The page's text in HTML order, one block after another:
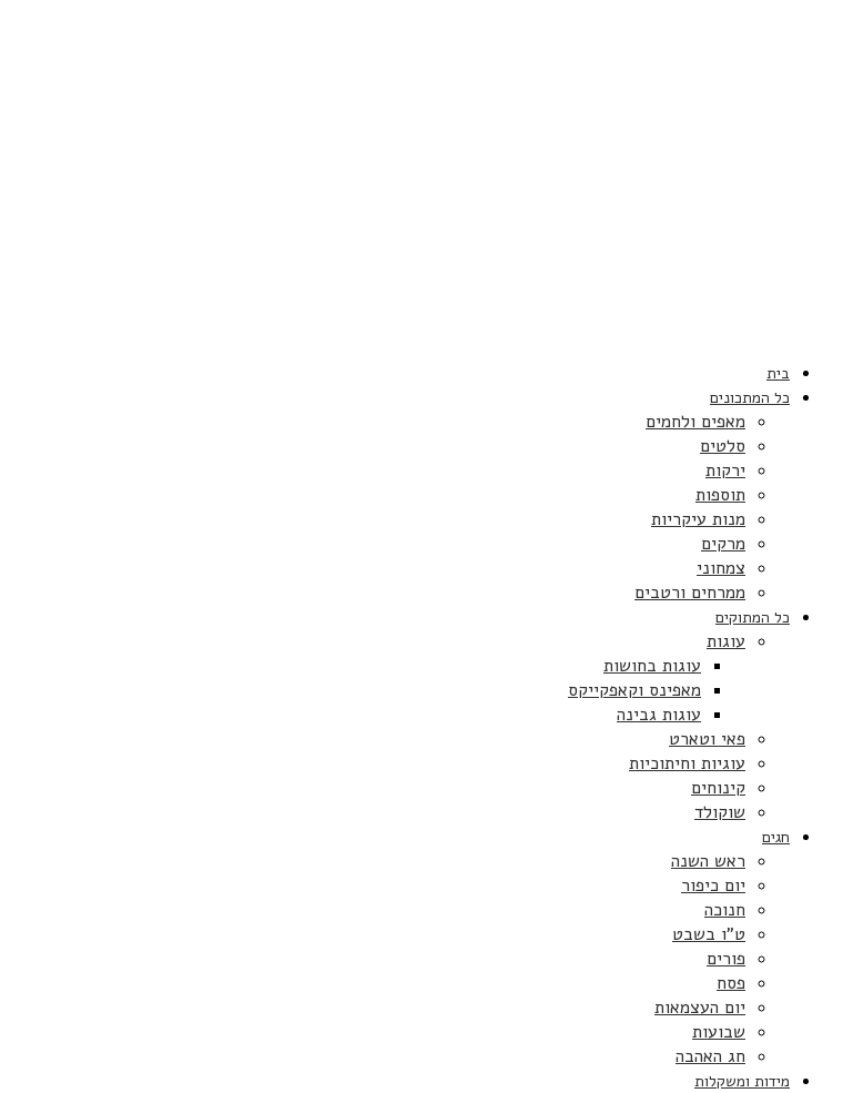
בית
כל המתכונים
מאפים ולחמים
סלטים
ירקות
תוספות
מנות עיקריות
מרקים
צמחוני
ממרחים ורטבים
כל המתוקים
עוגות
עוגות בחושות
מאפינס וקאפקייקס
עוגות גבינה
פאי וטארט
עוגיות וחיתוכיות
קינוחים
שוקולד
חגים
ראש השנה
יום כיפור
חנוכה
ט”ו בשבט
פורים
פסח
יום העצמאות
שבועות
חג האהבה
מידות ומשקלות